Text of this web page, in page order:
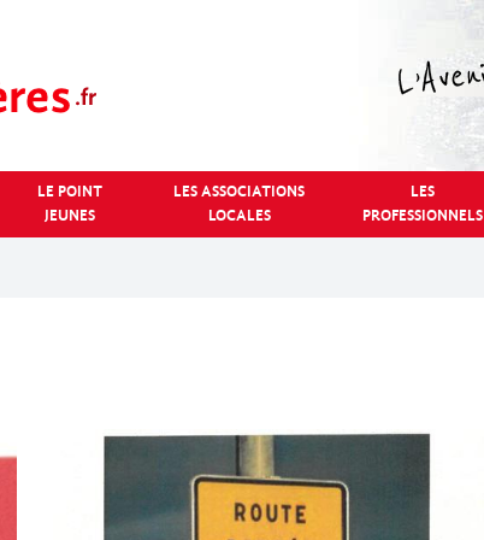
LE POINT
JEUNES
LES ASSOCIATIONS
LOCALES
LES
PROFESSIONNELS